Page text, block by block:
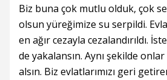
Biz buna çok mutlu olduk, çok
olsun yüreğimize su serpildi.
en ağır cezayla cezalandırıldı.
de yakalansın. Aynı şekilde
alsın. Biz evlatlarımızı geri